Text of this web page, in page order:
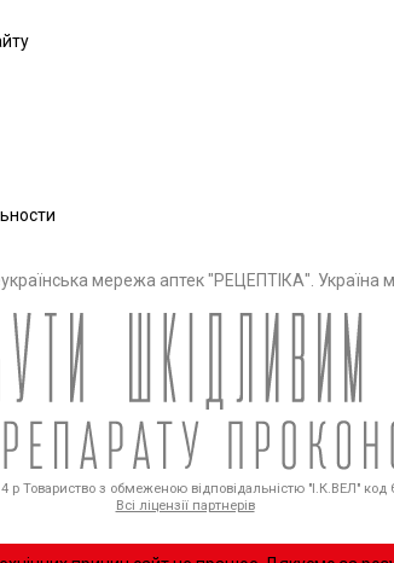
мережа аптек "РЕЦЕПТІКА". Україна
р Товариство з обмеженою відповідальністю "І.К.ВЕЛ"
Всі ліцензії партнерів